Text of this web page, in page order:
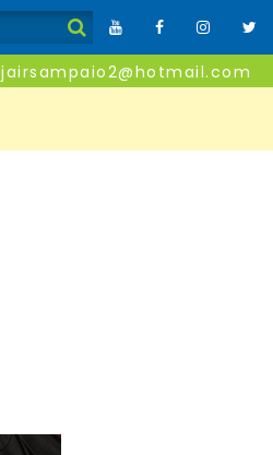
jairsampaio2@hotmail.com